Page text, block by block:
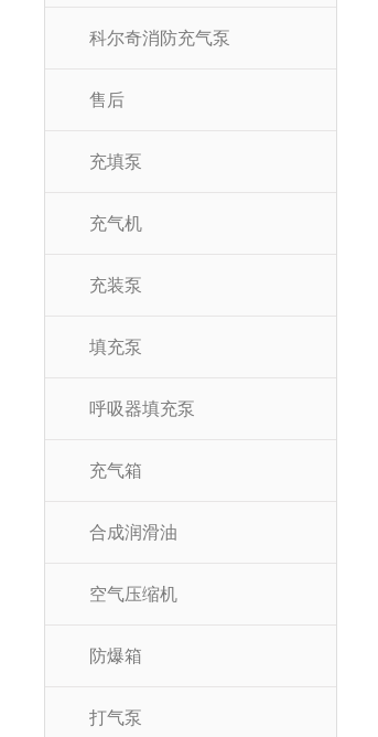
科尔奇消防充气泵
售后
充填泵
充气机
充装泵
填充泵
呼吸器填充泵
充气箱
合成润滑油
空气压缩机
防爆箱
打气泵